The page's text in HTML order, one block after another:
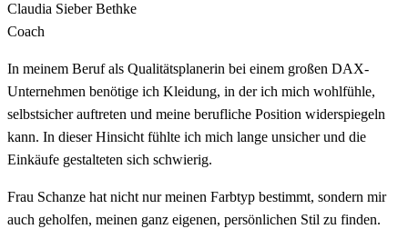
Claudia Sieber Bethke
Coach
In meinem Beruf als Qualitätsplanerin bei einem großen DAX-
Unternehmen benötige ich Kleidung, in der ich mich wohlfühle,
selbstsicher auftreten und meine berufliche Position widerspiegeln
kann. In dieser Hinsicht fühlte ich mich lange unsicher und die
Einkäufe gestalteten sich schwierig.
Frau Schanze hat nicht nur meinen Farbtyp bestimmt, sondern mir
auch geholfen, meinen ganz eigenen, persönlichen Stil zu finden.